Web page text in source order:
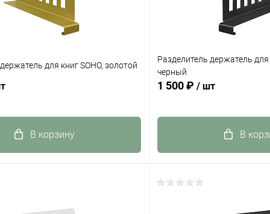
для книг SOHO, золотой
В корзину
К сравнению
Разделитель держатель для
черный
1 500 ₽ / шт
В
Купить в 1 клик
В избранное